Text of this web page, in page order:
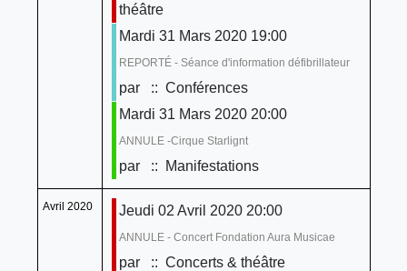
théâtre
Mardi 31 Mars 2020 19:00
REPORTÉ - Séance d'information défibrillateur
par
:: Conférences
Mardi 31 Mars 2020 20:00
ANNULE -Cirque Starlignt
par :: Manifestations
Avril 2020 Jeudi 02 Avril 2020 20:00
ANNULE - Concert Fondation Aura Musicae
par
:: Concerts & théâtre